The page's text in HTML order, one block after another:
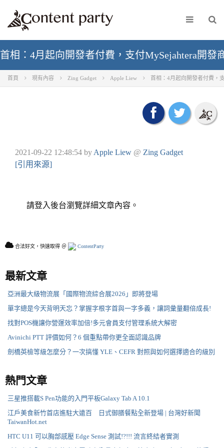
首相：4月起向開發者付費，支付MySejahtera開發
首頁 現有內容 Zing Gadget Apple Liew 首相：4月起向開發者付費，
2021-09-22 12:48:54 by Apple Liew @ Zing Gadget
[引用來源]
請登入後台瀏覽詳細文章內容。
合法好文，快速取得 ＠ ContentParty
最新文章
亞洲最大級物流展「國際物流綜合展2026」即將登場
單字總是今天背明天忘？掌握字根字首與一字多義，讓詞彙量翻倍成長!
找對POS機讓你營運效率加倍!多元會員支付管理系統大解密
Avinichi PTT 評價如何？6 個重點帶你更全面認識品牌
劍橋英檢等級怎麼分？一次搞懂 YLE、CEFR 對照與如何選擇適合的級別
熱門文章
三星推搭載S Pen功能的入門平板Galaxy Tab A 10.1
江戶美食新竹首店進駐大遠百 日式御膳餐點全新登場 | 台灣好新聞
TaiwanHot.net
HTC U11 可以胸部感壓 Edge Sense 測試!?!!! 流言終結者實測